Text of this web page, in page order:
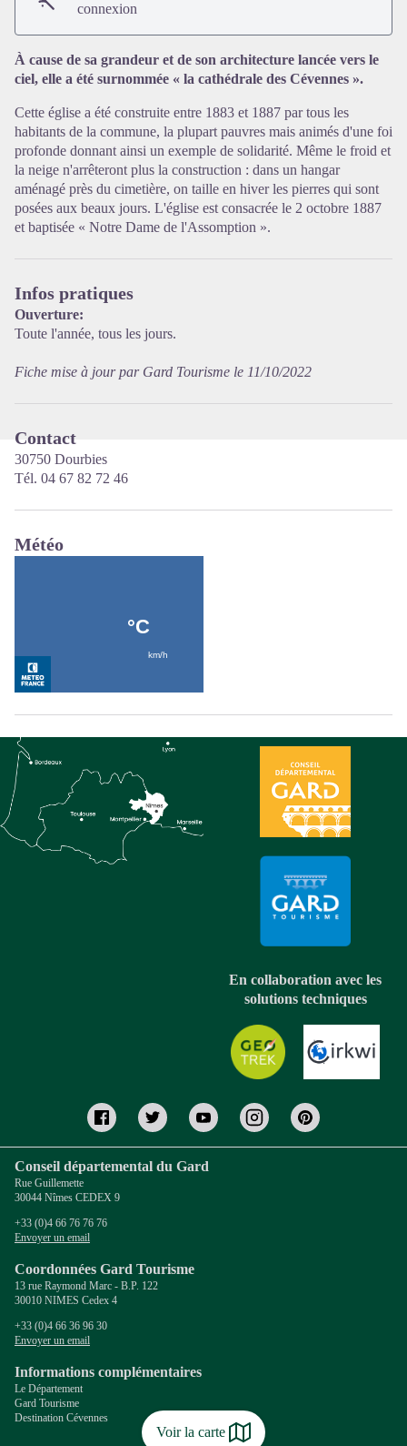
Voir la carte
Voir l'image en plein écran
connexion
À cause de sa grandeur et de son architecture lancée vers le
ciel, elle a été surnommée « la cathédrale des Cévennes ».
Cette église a été construite entre 1883 et 1887 par tous les
habitants de la commune, la plupart pauvres mais animés d'une foi
profonde donnant ainsi un exemple de solidarité. Même le froid et
la neige n'arrêteront plus la construction : dans un hangar
aménagé près du cimetière, on taille en hiver les pierres qui sont
posées aux beaux jours. L'église est consacrée le 2 octobre 1887
et baptisée « Notre Dame de l'Assomption ».
Infos pratiques
Ouverture:
Toute l'année, tous les jours.
Fiche mise à jour par Gard Tourisme le 11/10/2022
Contact
30750 Dourbies
Tél. 04 67 82 72 46
Météo
En collaboration avec les
solutions techniques
Conseil départemental du Gard
Rue Guillemette
30044 Nîmes CEDEX 9
+33 (0)4 66 76 76 76
Envoyer un email
Coordonnées Gard Tourisme
13 rue Raymond Marc - B.P. 122
30010 NIMES Cedex 4
+33 (0)4 66 36 96 30
Envoyer un email
Informations complémentaires
Le Département
Gard Tourisme
Destination Cévennes